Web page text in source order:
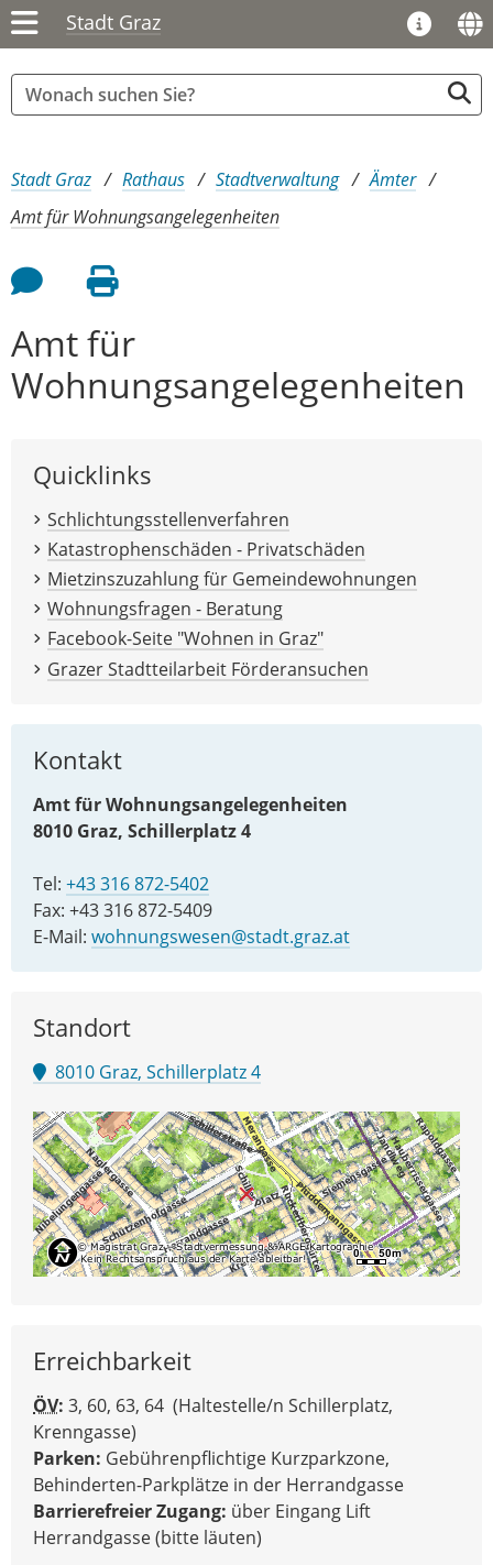
Stadt Graz
Sie sind hier:
Stadt Graz Rathaus Stadtverwaltung
Ämter
Amt für Wohnungsangelegenheiten
Feedback an Autor
Seite drucken
Amt für
Wohnungsangelegenheiten
Quicklinks
Schlichtungsstellenverfahren
Katastrophenschäden - Privatschäden
Mietzinszuzahlung für Gemeindewohnungen
Wohnungsfragen - Beratung
Facebook-Seite "Wohnen in Graz"
Grazer Stadtteilarbeit Förderansuchen
Kontakt
Amt für Wohnungsangelegenheiten
8010 Graz, Schillerplatz 4
Tel: +43 316 872-5402
Fax: +43 316 872-5409
E-Mail: wohnungswesen@stadt.graz.at
Standort
8010 Graz, Schillerplatz 4
Erreichbarkeit
ÖV: 3, 60, 63, 64 (Haltestelle/n Schillerplatz,
Krenngasse)
Parken: Gebührenpflichtige Kurzparkzone,
Behinderten-Parkplätze in der Herrandgasse
Barrierefreier Zugang: über Eingang Lift
Herrandgasse (bitte läuten)